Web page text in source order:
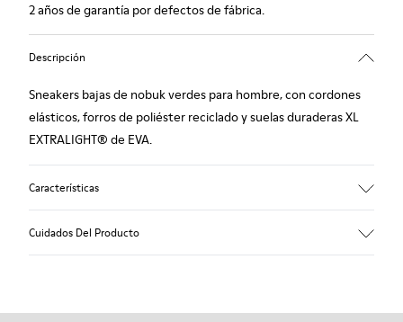
2 años de garantía por defectos de fábrica.
Descripción
Sneakers bajas de nobuk verdes para hombre, con cordones
elásticos, forros de poliéster reciclado y suelas duraderas XL
EXTRALIGHT® de EVA.
Características
Cuidados Del Producto
Nuestros zapatos se han fabricado con materiales de primera